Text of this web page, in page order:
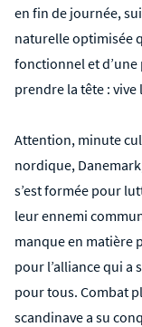
en fin de journée,
naturelle optimisée
fonctionnel et
prendre la tête : vive
Attention, minute
nordique,
s’est formée pour
leur ennemi
manque en matière
pour l’alliance qui a
pour tous. Combat
scandinave a su